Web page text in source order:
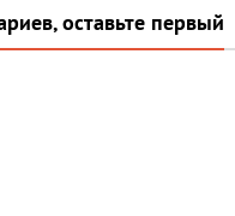
оставьте первый